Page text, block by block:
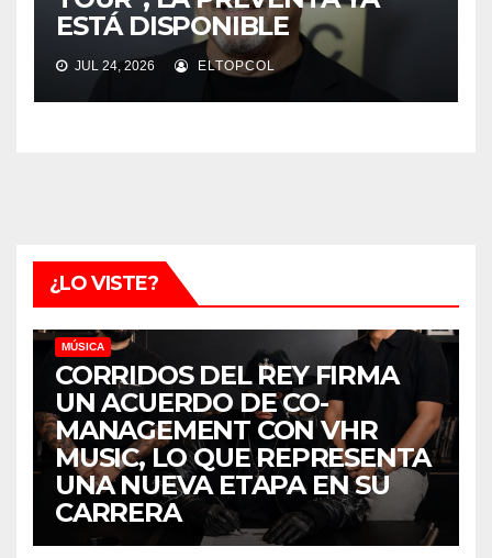
ESTÁ DISPONIBLE
JUL 24, 2026 ELTOPCOL
¿LO VISTE?
MÚSICA
CORRIDOS DEL REY FIRMA
UN ACUERDO DE CO-
MANAGEMENT CON VHR
MUSIC, LO QUE REPRESENTA
UNA NUEVA ETAPA EN SU
CARRERA